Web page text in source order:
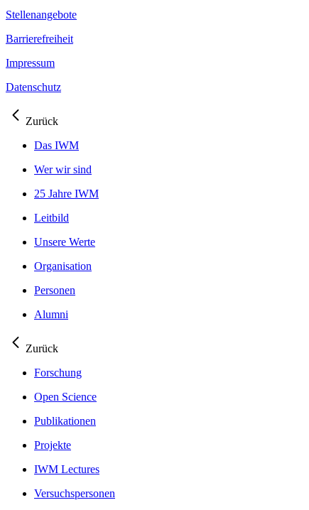
Stellenangebote
Barrierefreiheit
Impressum
Datenschutz
Zurück
Das IWM
Wer wir sind
25 Jahre IWM
Leitbild
Unsere Werte
Organisation
Personen
Alumni
Zurück
Forschung
Open Science
Publikationen
Projekte
IWM Lectures
Versuchspersonen